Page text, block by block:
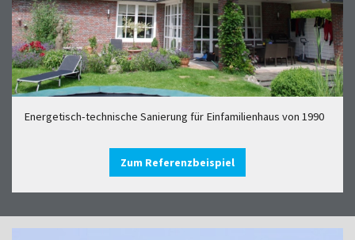
Energetisch-technische Sanierung für Einfamilienhaus von 1990
Zum Referenzbeispiel